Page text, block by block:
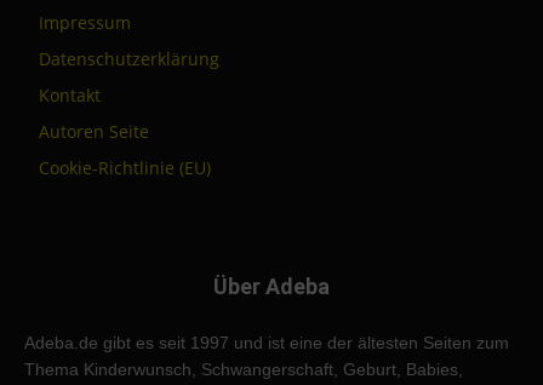
Impressum
Datenschutzerklärung
Kontakt
Autoren Seite
Cookie-Richtlinie (EU)
Über Adeba
Adeba.de gibt es seit 1997 und ist eine der ältesten Seiten zum
Thema Kinderwunsch, Schwangerschaft, Geburt, Babies,